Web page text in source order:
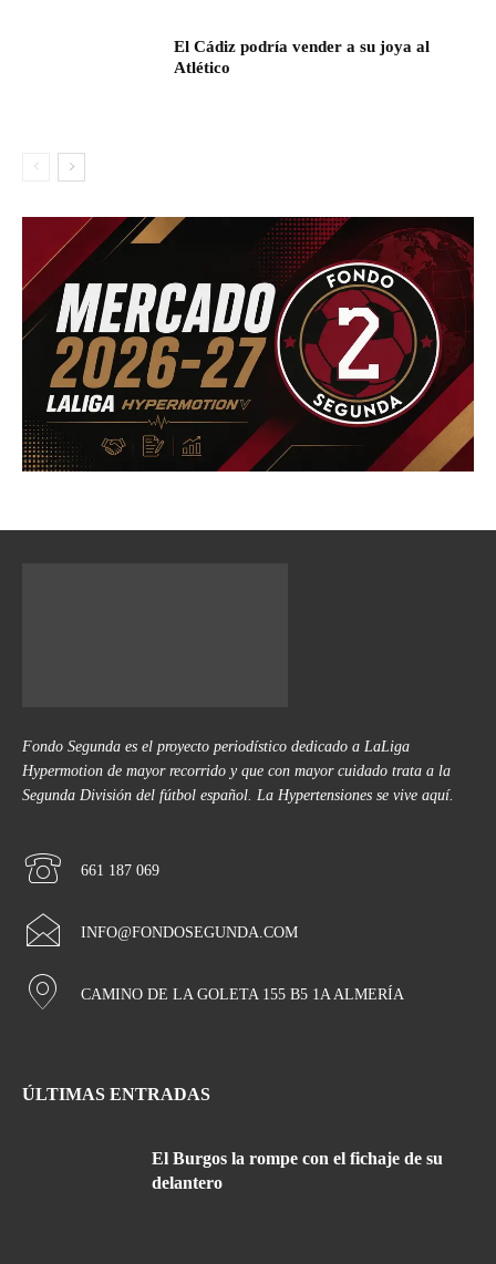
El Cádiz podría vender a su joya al
Atlético
Fondo Segunda es el proyecto periodístico dedicado a LaLiga
Hypermotion de mayor recorrido y que con mayor cuidado trata a la
Segunda División del fútbol español. La Hypertensiones se vive aquí.
661 187 069
INFO@FONDOSEGUNDA.COM
CAMINO DE LA GOLETA 155 B5 1A ALMERÍA
ÚLTIMAS ENTRADAS
El Burgos la rompe con el fichaje de su
delantero